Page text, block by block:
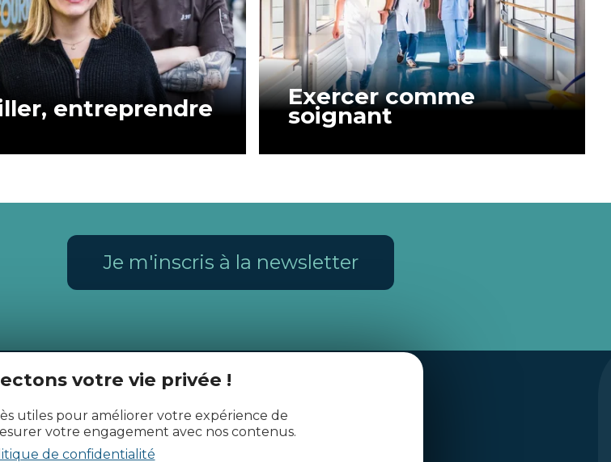
votre vie privée !
utiles pour améliorer votre expérience de
votre engagement avec nos contenus.
de confidentialité
entreprendre Exercer comme
soignant
Je m'inscris à la newsletter